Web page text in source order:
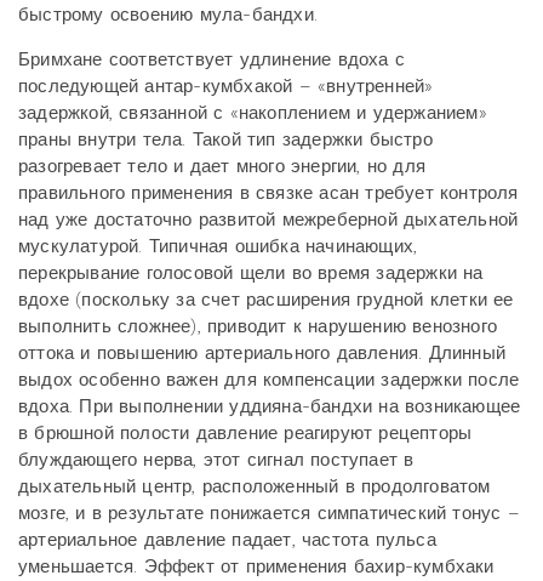
быстрому освоению мула-бандхи.
Бримхане соответствует удлинение вдоха с
последующей антар-кумбхакой – «внутренней»
задержкой, связанной с «накоплением и удержанием»
праны внутри тела. Такой тип задержки быстро
разогревает тело и дает много энергии, но для
правильного применения в связке асан требует контроля
над уже достаточно развитой межреберной дыхательной
мускулатурой. Типичная ошибка начинающих,
перекрывание голосовой щели во время задержки на
вдохе (поскольку за счет расширения грудной клетки ее
выполнить сложнее), приводит к нарушению венозного
оттока и повышению артериального давления. Длинный
выдох особенно важен для компенсации задержки после
вдоха. При выполнении уддияна-бандхи на возникающее
в брюшной полости давление реагируют рецепторы
блуждающего нерва, этот сигнал поступает в
дыхательный центр, расположенный в продолговатом
мозге, и в результате понижается симпатический тонус –
артериальное давление падает, частота пульса
уменьшается. Эффект от применения бахир-кумбхаки